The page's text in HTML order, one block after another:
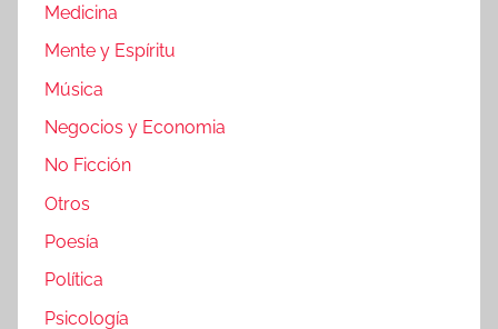
Medicina
Mente y Espíritu
Música
Negocios y Economia
No Ficción
Otros
Poesía
Política
Psicología